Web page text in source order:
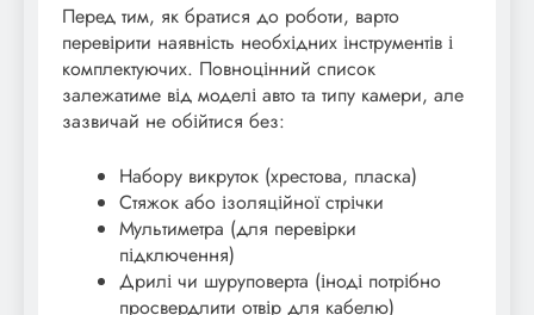
Перед тим, як братися до роботи, варто
перевірити наявність необхідних інструментів і
комплектуючих. Повноцінний список
залежатиме від моделі авто та типу камери, але
зазвичай не обійтися без:
Набору викруток (хрестова, пласка)
Стяжок або ізоляційної стрічки
Мультиметра (для перевірки
підключення)
Дрилі чи шуруповерта (іноді потрібно
просвердлити отвір для кабелю)